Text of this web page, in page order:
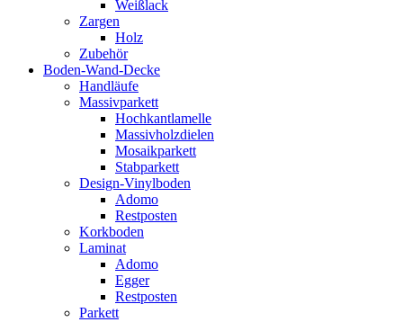
Weißlack
Zargen
Holz
Zubehör
Boden-Wand-Decke
Handläufe
Massivparkett
Hochkantlamelle
Massivholzdielen
Mosaikparkett
Stabparkett
Design-Vinylboden
Adomo
Restposten
Korkboden
Laminat
Adomo
Egger
Restposten
Parkett